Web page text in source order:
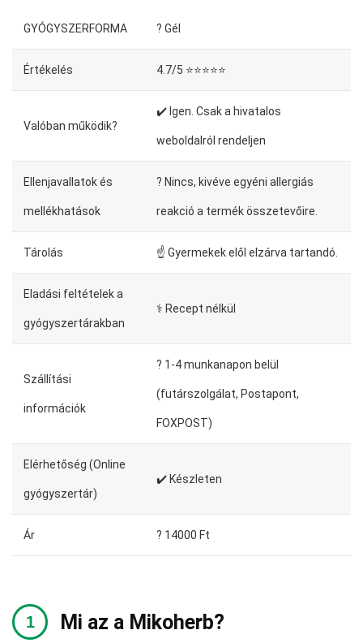
GYÓGYSZERFORMA ? Gél
Értékelés 4.7/5 ⭐⭐⭐⭐⭐
Valóban működik?
✔️ Igen. Csak a hivatalos
weboldalról rendeljen
Ellenjavallatok és
mellékhatások
? Nincs, kivéve egyéni allergiás
reakció a termék összetevőire.
Tárolás ☝ Gyermekek elől elzárva tartandó.
Eladási feltételek a
gyógyszertárakban
⚕️ Recept nélkül
Szállítási
információk
?️ 1-4 munkanapon belül
(futárszolgálat, Postapont,
FOXPOST)
Elérhetőség (Online
gyógyszertár)
✔️ Készleten
Ár ? 14000 Ft
Mi az a Mikoherb?